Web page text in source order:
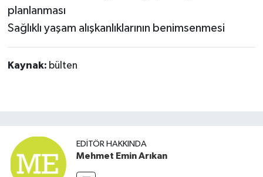
planlanması
Sağlıklı yaşam alışkanlıklarının benimsenmesi
Kaynak: bülten
EDITÖR HAKKINDA
Mehmet Emin Arıkan